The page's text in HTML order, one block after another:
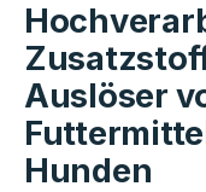
Auslöser
Hunden